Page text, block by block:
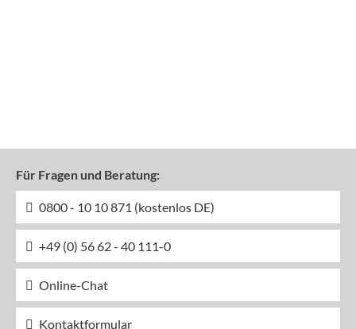
Für Fragen und Beratung:
0800 - 10 10 871 (kostenlos DE)
+49 (0) 56 62 - 40 111-0
Online-Chat
Kontaktformular